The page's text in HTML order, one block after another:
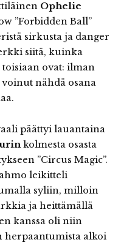
Ophelie
”Forbidden Ball”
sirkusta ja danger
siitä, kuinka
ovat: ilman
nähdä osana
päättyi lauantaina
kolmesta osasta
”Circus Magic”.
leikitteli
syliin, milloin
ja heittämällä
kanssa oli niin
herpaantumista alkoi